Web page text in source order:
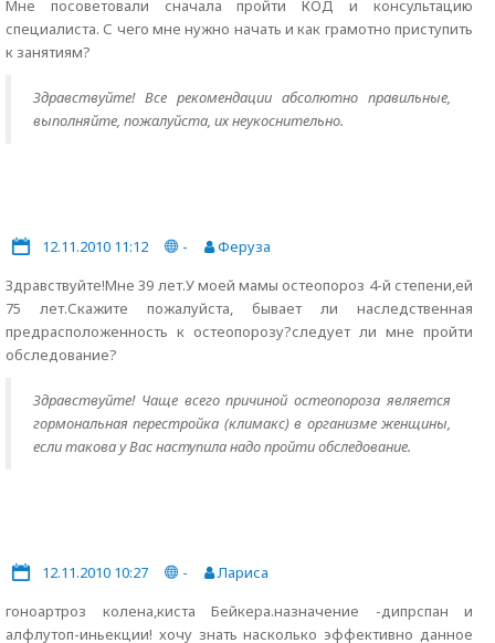
Мне посоветовали сначала пройти КОД и консультацию
специалиста. С чего мне нужно начать и как грамотно приступить
к занятиям?
Здравствуйте! Все рекомендации абсолютно правильные,
выполняйте, пожалуйста, их неукоснительно.
12.11.2010 11:12 -
Феруза
Здравствуйте!Мне 39 лет.У моей мамы остеопороз 4-й степени,ей
75 лет.Скажите пожалуйста, бывает ли наследственная
предрасположенность к остеопорозу?следует ли мне пройти
обследование?
Здравствуйте! Чаще всего причиной остеопороза является
гормональная перестройка (климакс) в организме женщины,
если такова у Вас наступила надо пройти обследование.
12.11.2010 10:27 -
Лариса
гоноартроз колена,киста Бейкера.назначение -дипрспан и
алфлутоп-иньекции! хочу знать насколько эффективно данное